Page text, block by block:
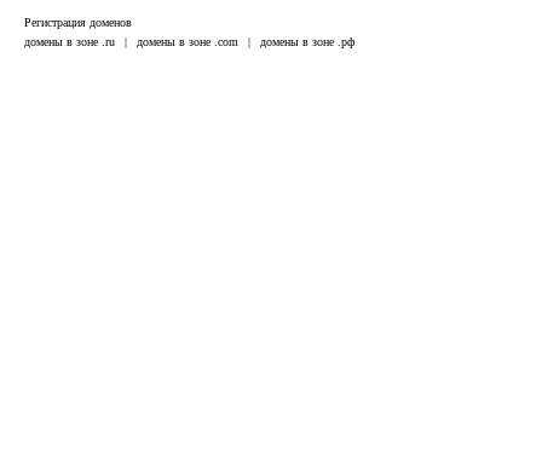
Регистрация доменов
домены в зоне .ru
| домены в зоне .com | домены в зоне .рф